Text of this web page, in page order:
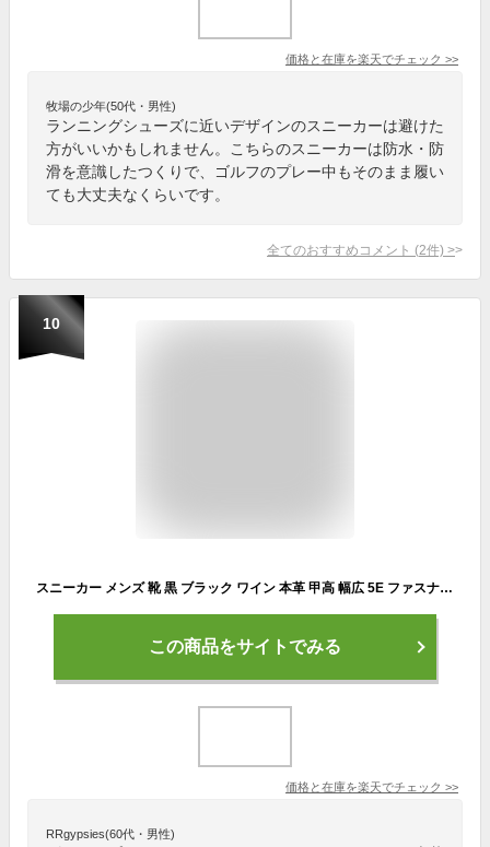
価格と在庫を楽天でチェック >>
牧場の少年(50代・男性)
ランニングシューズに近いデザインのスニーカーは避けた
方がいいかもしれません。こちらのスニーカーは防水・防
滑を意識したつくりで、ゴルフのプレー中もそのまま履い
ても大丈夫なくらいです。
全てのおすすめコメント (2件) >
10
スニーカー メンズ 靴 黒 ブラック ワイン 本革 甲高 幅広 5E ファスナー 防水 レインシューズ 軽量 クッション 厚底 ジップ コンフォートシューズ ダンロップ DUNLOP DR-6255
この商品をサイトでみる
価格と在庫を楽天でチェック >>
RRgypsies(60代・男性)